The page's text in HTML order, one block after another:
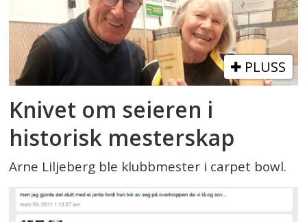
PLUSS
Knivet om seieren i
historisk mesterskap
Arne Liljeberg ble klubbmester i carpet bowl.